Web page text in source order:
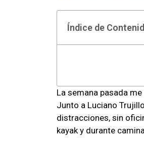
Índice de
La semana pasada
Junto a Luciano
distracciones, sin
kayak y durante